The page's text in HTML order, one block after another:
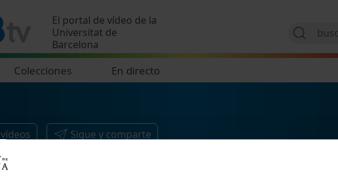
El portal de vídeo de la
Universitat de
Barcelona
Colecciones En directo
vídeos Sigue y comparte